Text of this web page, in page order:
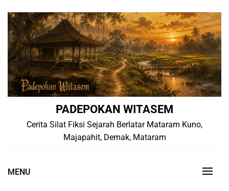
content
PADEPOKAN WITASEM
Cerita Silat Fiksi Sejarah Berlatar Mataram Kuno,
Majapahit, Demak, Mataram
MENU